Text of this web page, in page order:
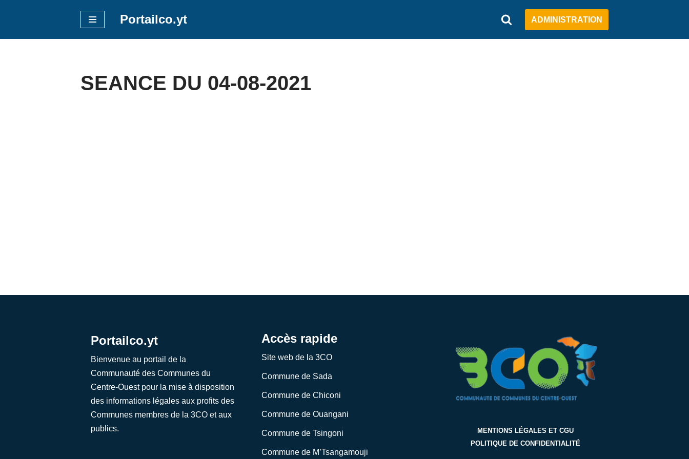
Portailco.yt ADMINISTRATION
SEANCE DU 04-08-2021
Portailco.yt
Bienvenue au portail de la
Communauté des Communes du
Centre-Ouest pour la mise à disposition
des informations légales aux profits des
Communes membres de la 3CO et aux
publics.
Accès rapide
Site web de la 3CO
Commune de Sada
Commune de Chiconi
Commune de Ouangani
Commune de Tsingoni
Commune de M’Tsangamouji
MENTIONS LÉGALES ET CGU
POLITIQUE DE CONFIDENTIALITÉ